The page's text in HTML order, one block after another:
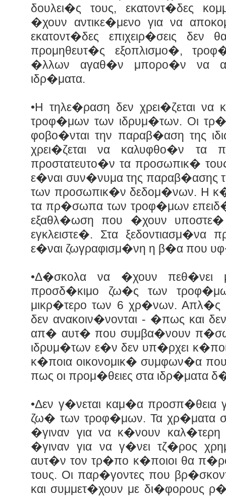
δουλει�ς τους, εκατοντ�δες
�χουν αντικε�μενο για να
εκατοντ�δες επιχειρ�σεις
προμηθευτ�ς εξοπλισμο�,
�λλων αγαθ�ν μπορο�ν να
ιδρ�ματα.
•Η τηλε�ραση δεν χρει�ζεται
τροφ�μων των ιδρυμ�των. Οι
φοβο�νται την παραβ�αση της
χρει�ζεται να καλυφθο�ν
προστατευτο�ν τα προσωπικ�
ε�ναι συν�νυμα της παραβ�ασης
των προσωπικ�ν δεδομ�νων. Η
τα πρ�σωπα των τροφ�μων
εξαθλ�ωση που �χουν
εγκλειστε�. Στα
ε�ναι ζωγραφισμ�νη η β�α που
•Δ�σκολα να �χουν πεθ�νει
προσδ�κιμο ζω�ς των
μικρ�τερο των 6 χρ�νων. Απλ�ς
δεν ανακοιν�νονται - �πως και
απ� αυτ� που συμβα�νουν
ιδρυμ�των ε�ν δεν υπ�ρχει
κ�ποια οικονομικ� συμφων�α
πως οι προμ�θειες στα ιδρ�ματα
•Δεν γ�νεται καμ�α προσπ�θεια
ζω� των τροφ�μων. Τα χρ�ματα
�γιναν για να κ�νουν
�γιναν για να γ�νει τζ�ρος
αυτ�ν τον τρ�πο κ�ποιοι θα
τους. Οι παρ�γοντες που
και συμμετ�χουν με δι�φορους